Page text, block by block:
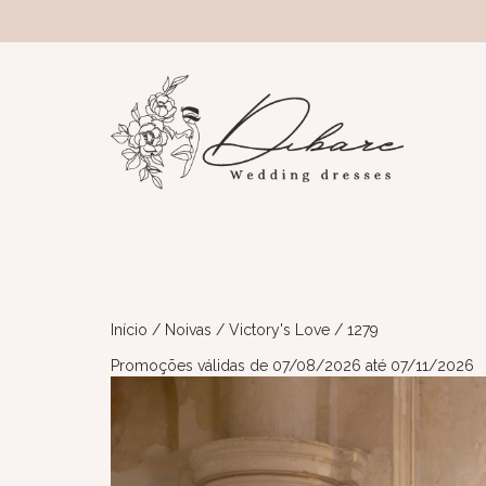
Início / Noivas / Victory's Love / 1279
Promoções válidas de 07/08/2026 até 07/11/2026